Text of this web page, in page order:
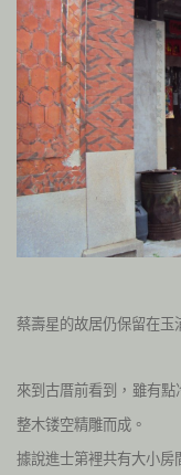
蔡壽星的故居仍保留在
來到古厝前看到，雖有
整木镂空精雕而成。
據說進士第裡共有大小房